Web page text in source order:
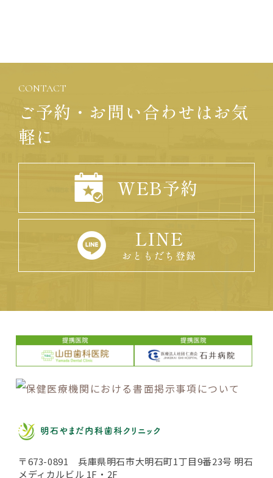
CONTACT
ご予約・お問い合わせはお気
軽に
WEB予約
LINE
おともだち登録
〒673-0891 兵庫県明石市大明石町1丁目9番23号 明石
メディカルビル 1F・2F